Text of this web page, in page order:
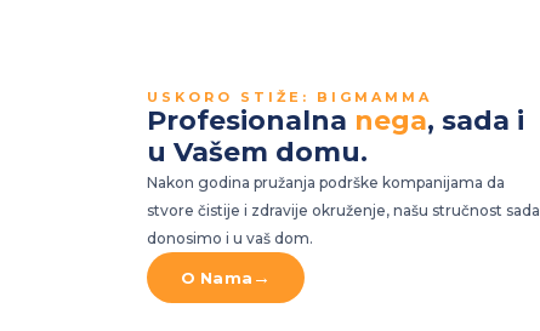
USKORO STIŽE: BIGMAMMA
Profesionalna nega, sada i
u Vašem domu.
Nakon godina pružanja podrške kompanijama da
stvore čistije i zdravije okruženje, našu stručnost sada
donosimo i u vaš dom.
O Nama →